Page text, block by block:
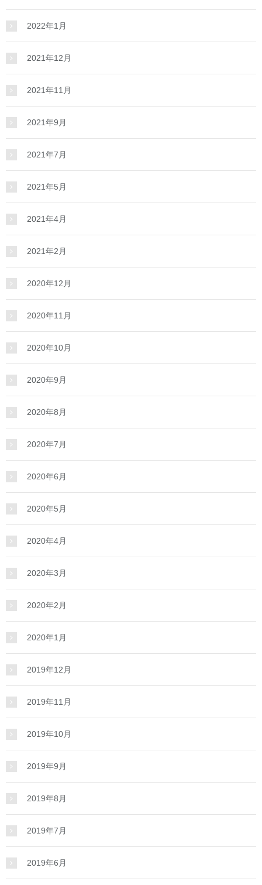
2022年1月
2021年12月
2021年11月
2021年9月
2021年7月
2021年5月
2021年4月
2021年2月
2020年12月
2020年11月
2020年10月
2020年9月
2020年8月
2020年7月
2020年6月
2020年5月
2020年4月
2020年3月
2020年2月
2020年1月
2019年12月
2019年11月
2019年10月
2019年9月
2019年8月
2019年7月
2019年6月